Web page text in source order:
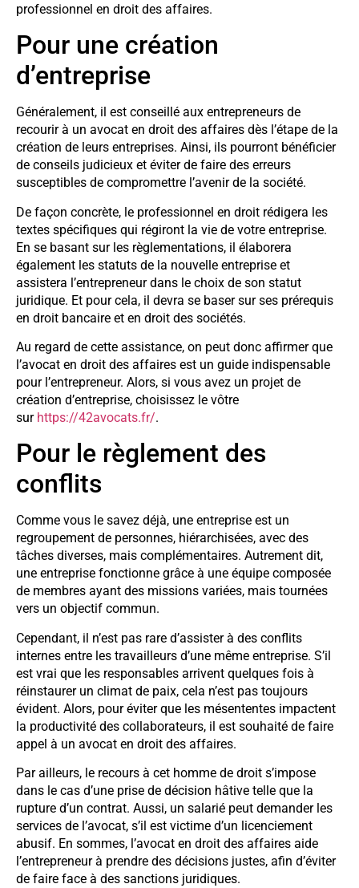
professionnel en droit des affaires.
Pour une création
d’entreprise
Généralement, il est conseillé aux entrepreneurs de
recourir à un avocat en droit des affaires dès l’étape de la
création de leurs entreprises. Ainsi, ils pourront bénéficier
de conseils judicieux et éviter de faire des erreurs
susceptibles de compromettre l’avenir de la société.
De façon concrète, le professionnel en droit rédigera les
textes spécifiques qui régiront la vie de votre entreprise.
En se basant sur les règlementations, il élaborera
également les statuts de la nouvelle entreprise et
assistera l’entrepreneur dans le choix de son statut
juridique. Et pour cela, il devra se baser sur ses prérequis
en droit bancaire et en droit des sociétés.
Au regard de cette assistance, on peut donc affirmer que
l’avocat en droit des affaires est un guide indispensable
pour l’entrepreneur. Alors, si vous avez un projet de
création d’entreprise, choisissez le vôtre
sur https://42avocats.fr/.
Pour le règlement des
conflits
Comme vous le savez déjà, une entreprise est un
regroupement de personnes, hiérarchisées, avec des
tâches diverses, mais complémentaires. Autrement dit,
une entreprise fonctionne grâce à une équipe composée
de membres ayant des missions variées, mais tournées
vers un objectif commun.
Cependant, il n’est pas rare d’assister à des conflits
internes entre les travailleurs d’une même entreprise. S’il
est vrai que les responsables arrivent quelques fois à
réinstaurer un climat de paix, cela n’est pas toujours
évident. Alors, pour éviter que les mésententes impactent
la productivité des collaborateurs, il est souhaité de faire
appel à un avocat en droit des affaires.
Par ailleurs, le recours à cet homme de droit s’impose
dans le cas d’une prise de décision hâtive telle que la
rupture d’un contrat. Aussi, un salarié peut demander les
services de l’avocat, s’il est victime d’un licenciement
abusif. En sommes, l’avocat en droit des affaires aide
l’entrepreneur à prendre des décisions justes, afin d’éviter
de faire face à des sanctions juridiques.